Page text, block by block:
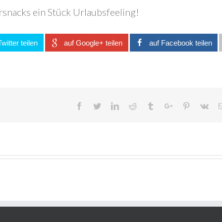
ein Stück Urlaubsfeeling!
teilen auf Google+ teilen auf Facebook teilen
Facebook
TwitterLinkedinReddit TumblrGoogleplus
Pinterest
Vk